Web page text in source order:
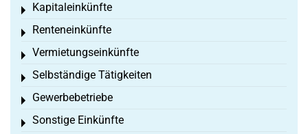
Kapitaleinkünfte
Toggle menu
Renteneinkünfte
Toggle menu
Vermietungseinkünfte
Toggle menu
Selbständige Tätigkeiten
Toggle menu
Gewerbebetriebe
Toggle menu
Sonstige Einkünfte
Toggle menu